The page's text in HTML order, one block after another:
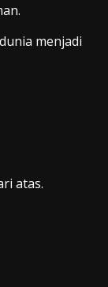
menjadi
atas.